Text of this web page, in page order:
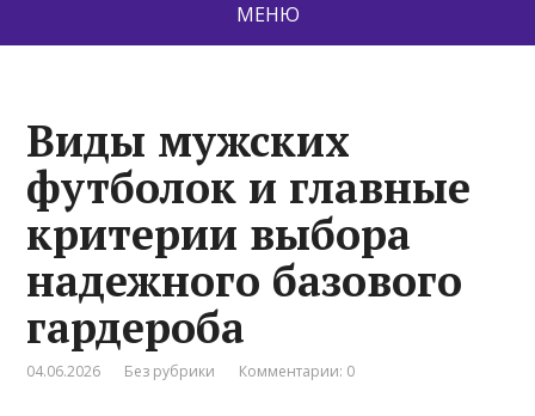
МЕНЮ
Виды мужских
футболок и главные
критерии выбора
надежного базового
гардероба
04.06.2026 Без рубрики Комментарии: 0